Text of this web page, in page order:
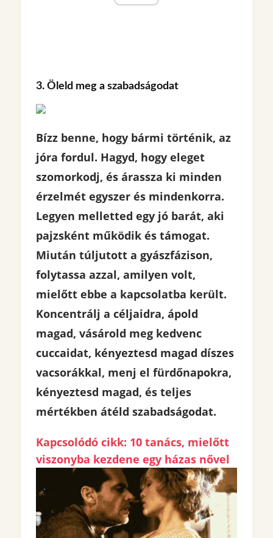
3. Öleld meg a szabadságodat
Bízz benne, hogy bármi történik, az
jóra fordul. Hagyd, hogy eleget
szomorkodj, és árassza ki minden
érzelmét egyszer és mindenkorra.
Legyen melletted egy jó barát, aki
pajzsként működik és támogat.
Miután túljutott a gyászfázison,
folytassa azzal, amilyen volt,
mielőtt ebbe a kapcsolatba került.
Koncentrálj a céljaidra, ápold
magad, vásárold meg kedvenc
cuccaidat, kényeztesd magad díszes
vacsorákkal, menj el fürdőnapokra,
kényeztesd magad, és teljes
mértékben átéld szabadságodat.
Kapcsolódó cikk: 10 tanács, mielőtt
viszonyba kezdene egy házas nővel